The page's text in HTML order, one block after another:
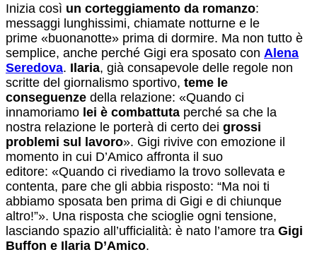
Inizia così un corteggiamento da romanzo:
messaggi lunghissimi, chiamate notturne e le
prime «buonanotte» prima di dormire. Ma non tutto è
semplice, anche perché Gigi era sposato con Alena
Seredova. Ilaria, già consapevole delle regole non
scritte del giornalismo sportivo, teme le
conseguenze della relazione: «Quando ci
innamoriamo lei è combattuta perché sa che la
nostra relazione le porterà di certo dei grossi
problemi sul lavoro». Gigi rivive con emozione il
momento in cui D’Amico affronta il suo
editore: «Quando ci rivediamo la trovo sollevata e
contenta, pare che gli abbia risposto: “Ma noi ti
abbiamo sposata ben prima di Gigi e di chiunque
altro!”». Una risposta che scioglie ogni tensione,
lasciando spazio all’ufficialità: è nato l’amore tra Gigi
Buffon e Ilaria D’Amico.